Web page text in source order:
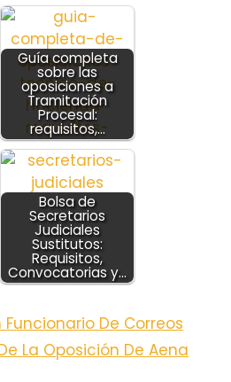
Guía completa
sobre las
oposiciones a
Tramitación
Procesal:
requisitos,…
Bolsa de
Secretarios
Judiciales
Sustitutos:
Requisitos,
Convocatorias y…
Funcionario De Correos
La Oposición De Aena